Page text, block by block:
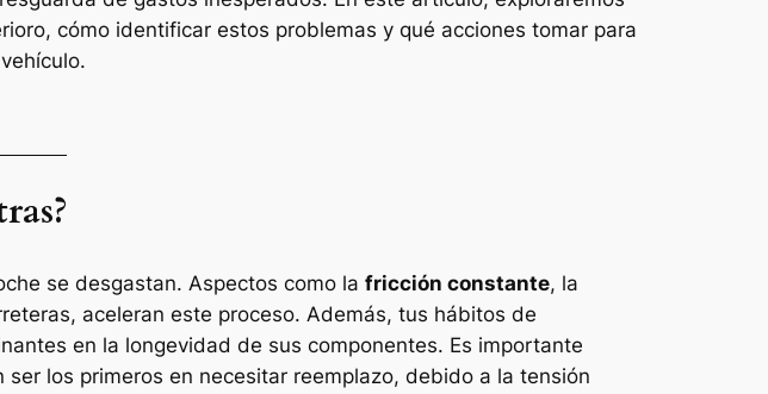
cómo identificar estos problemas y qué acciones tomar para
se desgastan. Aspectos como la fricción constante, la
aceleran este proceso. Además, tus hábitos de
en la longevidad de sus componentes. Es importante
los primeros en necesitar reemplazo, debido a la tensión